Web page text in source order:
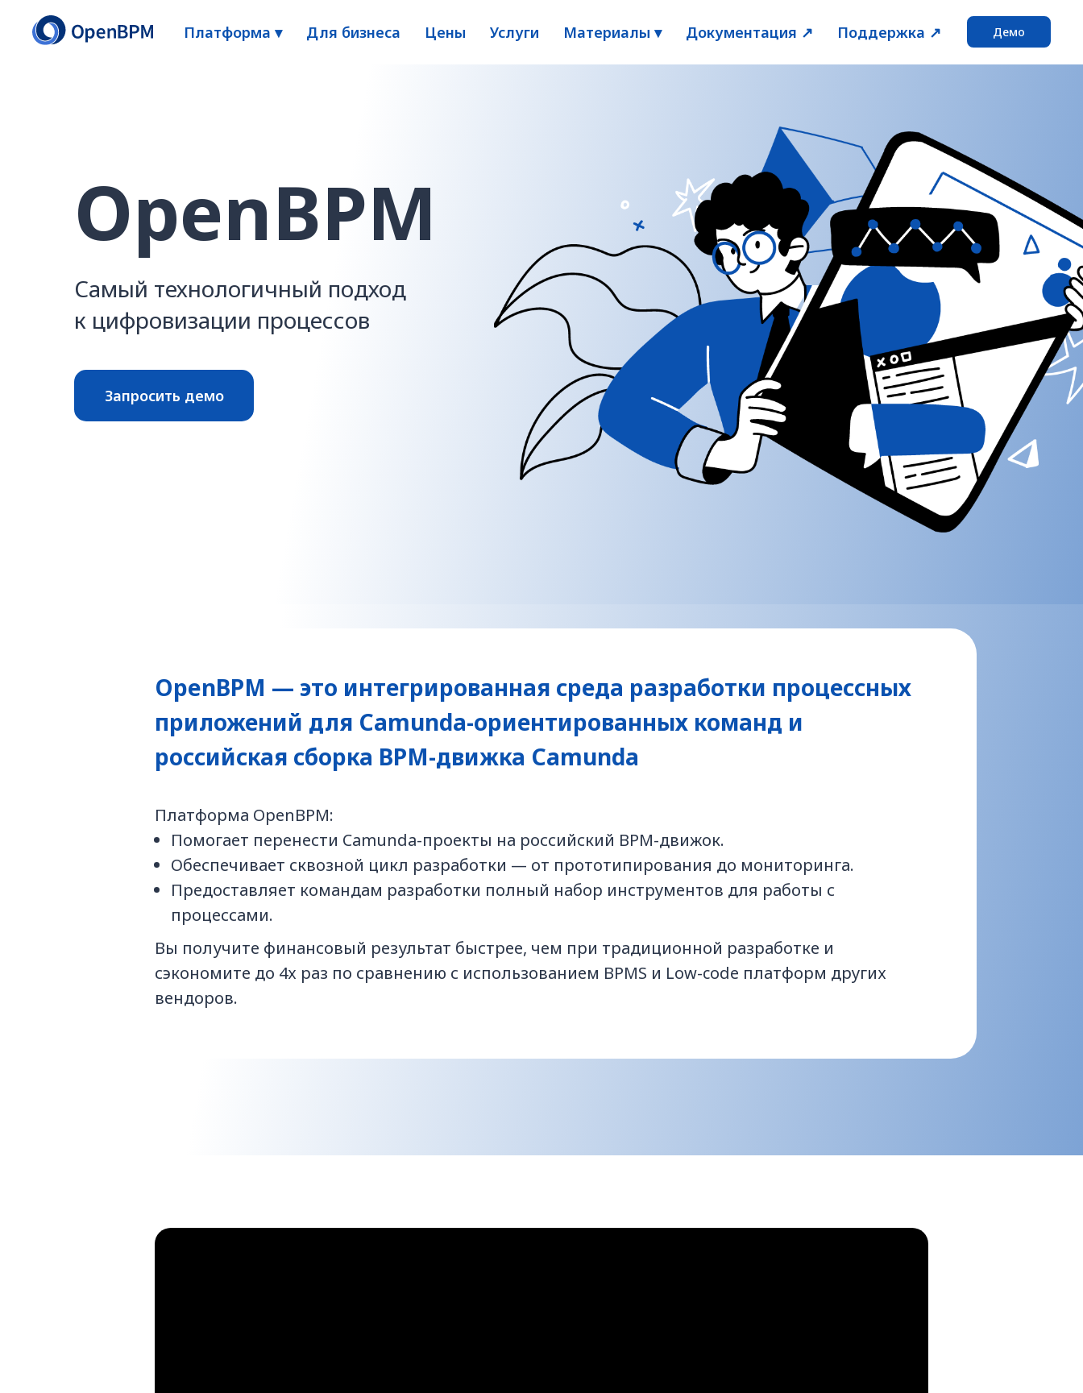
Платформа ▾ Для бизнеса Цены Услуги Материалы ▾ Документация ↗️ Поддержка ↗️ Демо
Самый технологичный подход
к цифровизации процессов
OpenBPM
Запросить демо
OpenBPM — это интегрированная среда разработки процессных
приложений для Camunda-ориентированных команд и
российская сборка BPM-движка Camunda
Платформа OpenBPM:
Помогает перенести Camunda-проекты на российский BPM-движок.
Обеспечивает сквозной цикл разработки — от прототипирования до мониторинга.
Предоставляет командам разработки полный набор инструментов для работы с
процессами.
Вы получите финансовый результат быстрее, чем при традиционной разработке и
сэкономите до 4х раз по сравнению с использованием BPMS и Low-code платформ других
вендоров.